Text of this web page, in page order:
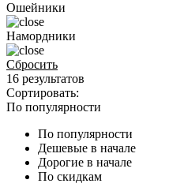
Ошейники
Намордники
Сбросить
16 результатов
Сортировать:
По популярности
По популярности
Дешевые в начале
Дорогие в начале
По скидкам